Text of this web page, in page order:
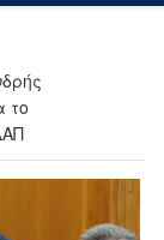
το